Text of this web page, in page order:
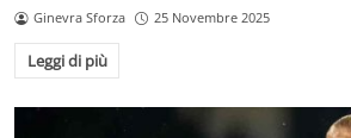
Ginevra Sforza 25 Novembre 2025
Leggi di più